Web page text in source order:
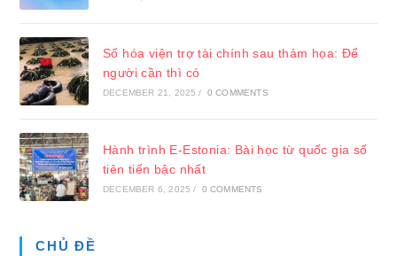
Số hóa viện trợ tài chính sau thảm họa: Để
người cần thì có
DECEMBER 21, 2025 / 0 COMMENTS
Hành trình E-Estonia: Bài học từ quốc gia số
tiên tiến bậc nhất
DECEMBER 6, 2025 / 0 COMMENTS
CHỦ ĐỀ